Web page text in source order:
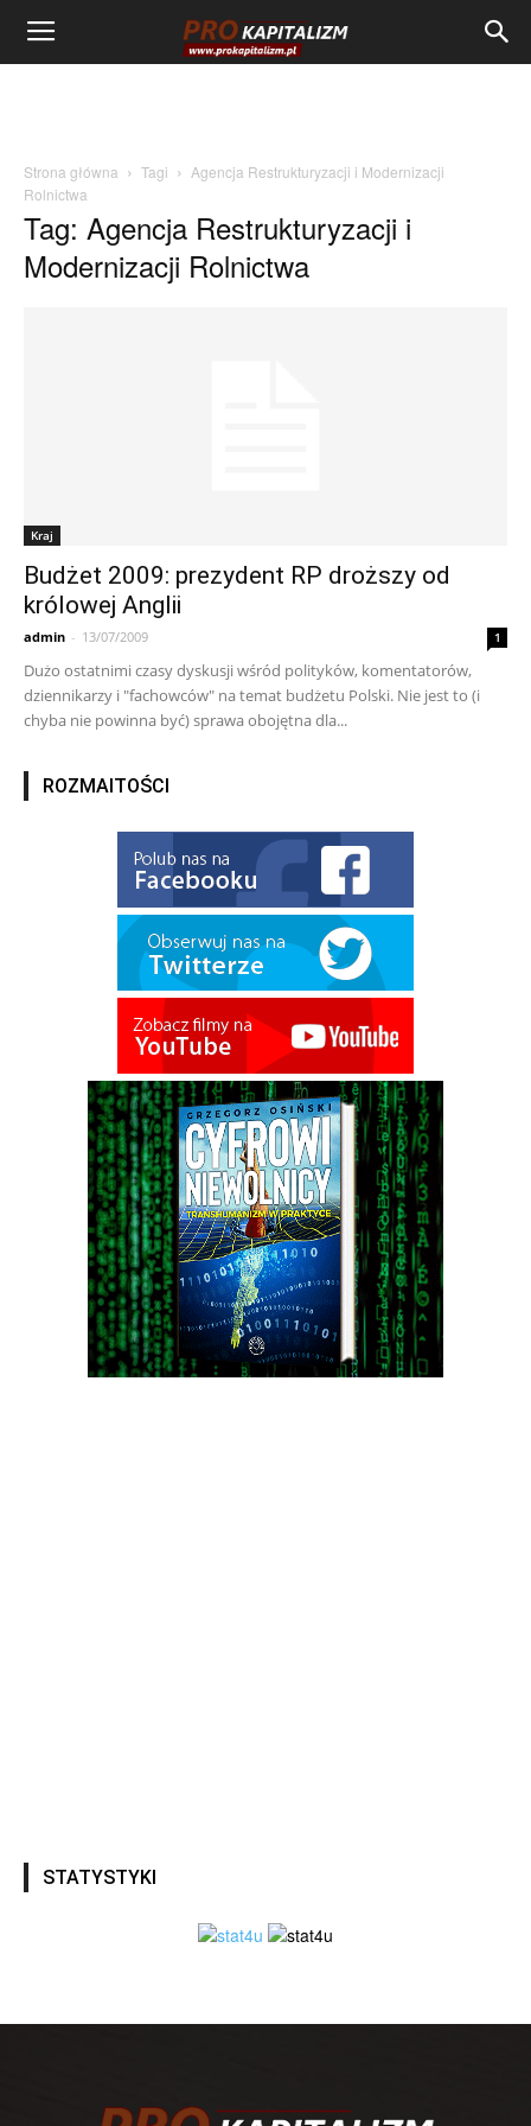
Strona główna Tagi
Agencja Restrukturyzacji i Modernizacji
Rolnictwa
Tag: Agencja Restrukturyzacji i
Modernizacji Rolnictwa
Kraj
Budżet 2009: prezydent RP droższy od
królowej Anglii
admin - 13/07/2009 1
Dużo ostatnimi czasy dyskusji wśród polityków, komentatorów,
dziennikarzy i "fachowców" na temat budżetu Polski. Nie jest to (i
chyba nie powinna być) sprawa obojętna dla...
ROZMAITOŚCI
STATYSTYKI